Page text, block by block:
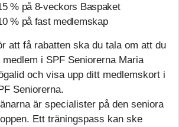
% på 8-veckors Baspaket
% på fast medlemskap
att få rabatten ska du tala om att du
medlem i SPF Seniorerna Maria
och visa upp ditt medlemskort i
Seniorerna.
är specialister på den seniora
Ett träningspass kan ske